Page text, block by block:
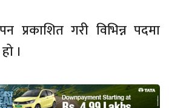
प्रकाशित गरी विभिन्न पदमा
।